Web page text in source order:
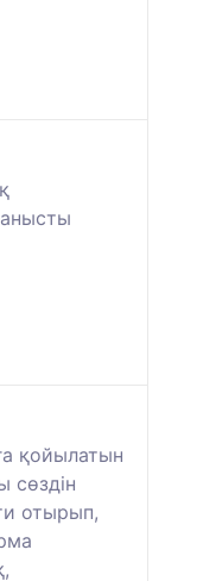
қойылатын
сөздін
отырып,